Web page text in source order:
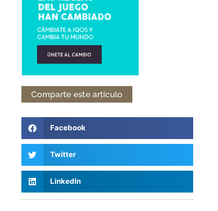
Comparte este artículo
Facebook
Twitter
LinkedIn